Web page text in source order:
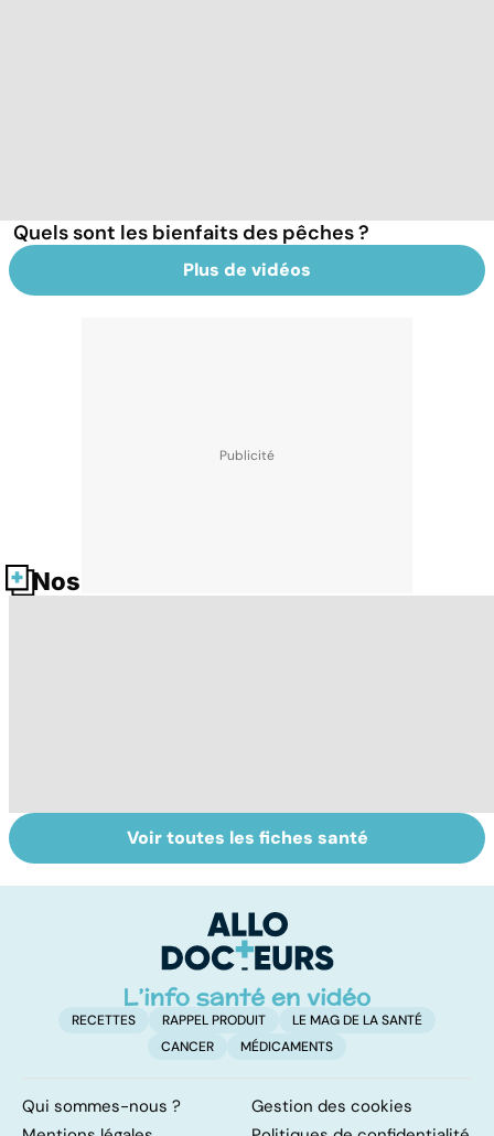
Quels sont les bienfaits des pêches ?
Plus de vidéos
Nos fiches santé
Le magnésium,
un oligo-élément
Intestin irritable :
le régime
solution ?
Voir toutes les fiches santé
RECETTES RAPPEL PRODUIT
LE MAG DE LA SANTÉ
CANCER
MÉDICAMENTS
Qui sommes-nous ?
Gestion des cookies